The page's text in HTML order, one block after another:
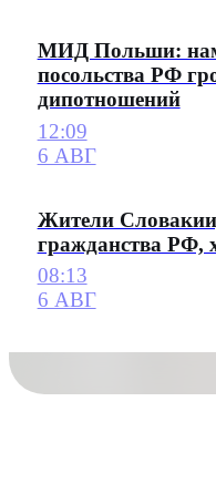
МИД Польши:
посольства РФ
дипотношений
12:09
6 АВГ
Жители
гражданства РФ,
08:13
6 АВГ